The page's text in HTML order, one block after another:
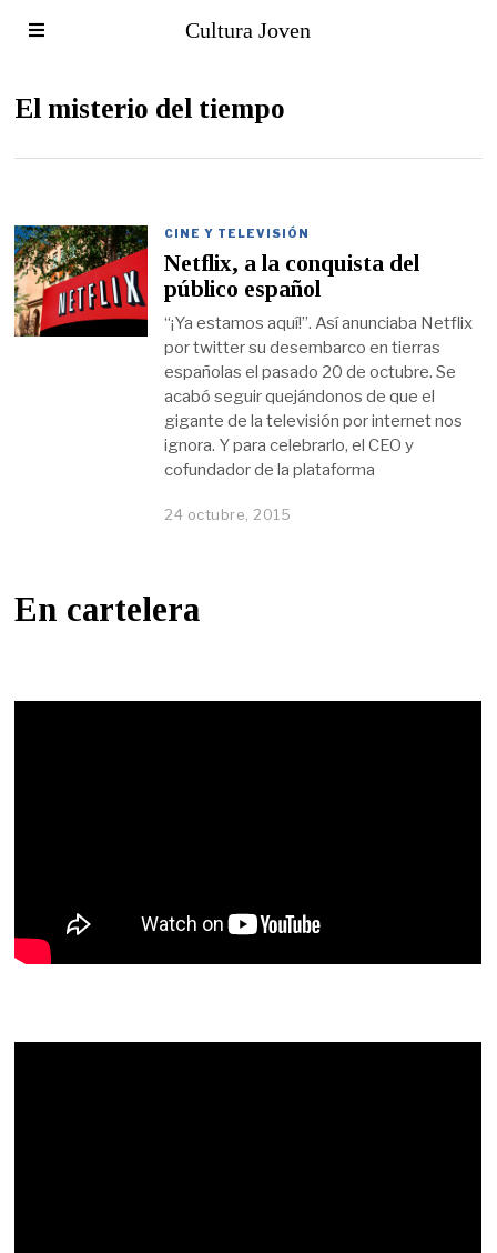
Cultura Joven
El misterio del tiempo
CINE Y TELEVISIÓN
Netflix, a la conquista del
público español
“¡Ya estamos aquí!”. Así anunciaba Netflix
por twitter su desembarco en tierras
españolas el pasado 20 de octubre. Se
acabó seguir quejándonos de que el
gigante de la televisión por internet nos
ignora. Y para celebrarlo, el CEO y
cofundador de la plataforma
24 octubre, 2015
En cartelera